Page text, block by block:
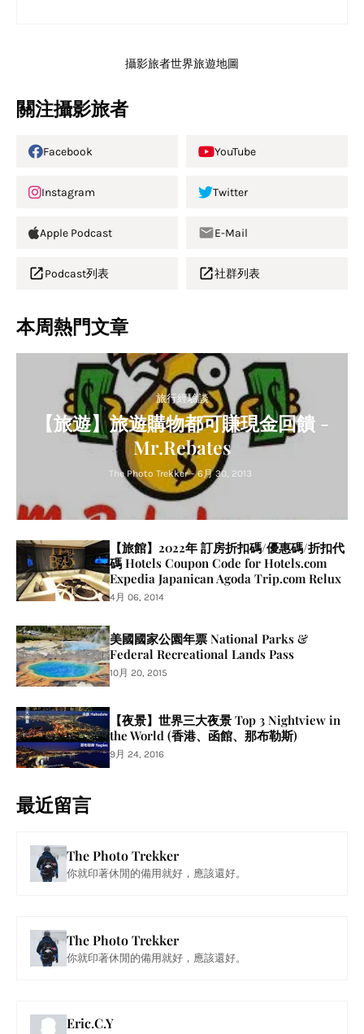
攝影旅者世界旅遊地圖
關注攝影旅者
Facebook YouTube
Instagram Twitter
Apple Podcast E-Mail
Podcast列表 社群列表
本周熱門文章
旅行經驗談
【旅遊】旅遊購物都可賺現金回饋 -
Mr.Rebates
The Photo Trekker - 6月 30, 2013
【旅館】2022年 訂房折扣碼/優惠碼/折扣代
碼 Hotels Coupon Code for Hotels.com
Expedia Japanican Agoda Trip.com Relux
4月 06, 2014
美國國家公園年票 National Parks &
Federal Recreational Lands Pass
10月 20, 2015
【夜景】世界三大夜景 Top 3 Nightview in
the World (香港、函館、那布勒斯)
9月 24, 2016
最近留言
The Photo Trekker
你就印著休閒的備用就好，應該還好。
The Photo Trekker
你就印著休閒的備用就好，應該還好。
Eric.C.Y